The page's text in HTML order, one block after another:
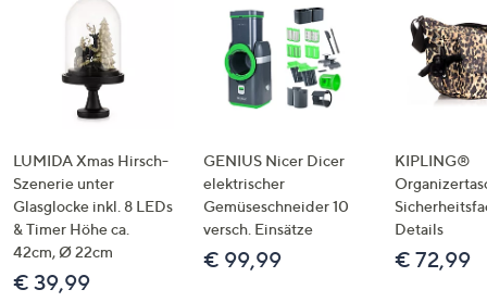
LUMIDA Xmas Hirsch-
Szenerie unter
Glasglocke inkl. 8 LEDs
& Timer Höhe ca.
42cm, Ø 22cm
€ 39,99
GENIUS Nicer Dicer
elektrischer
Gemüseschneider 10
versch. Einsätze
€ 99,99
KIPLING®
Details
€ 72,99